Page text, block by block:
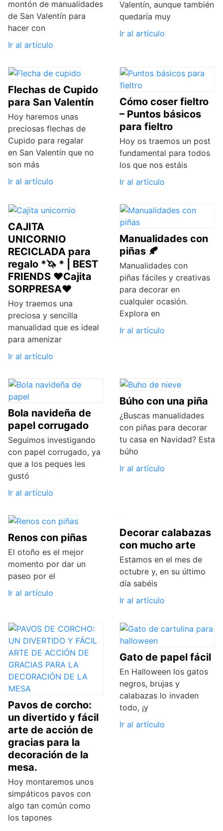
montón de manualidades
de San Valentín para
hacer con
Ir al artículo
Valentín, aunque también
quedaría muy
Ir al artículo
Flechas de Cupido
para San Valentín
Hoy haremos unas
preciosas flechas de
Cupido para regalar
en San Valentín que no
son más
Ir al artículo
Cómo coser fieltro
– Puntos básicos
para fieltro
Hoy os traemos un post
fundamental para todos
los que nos estáis
Ir al artículo
CAJITA
UNICORNIO
RECICLADA para
regalo *🦄 * | BEST
FRIENDS ♥Cajita
SORPRESA♥
Hoy traemos una
preciosa y sencilla
manualidad que es ideal
para amenizar
Ir al artículo
Manualidades con
piñas 🍂
Manualidades con
piñas fáciles y creativas
para decorar en
cualquier ocasión.
Explora en
Ir al artículo
Bola navideña de
papel corrugado
Seguimos investigando
con papel corrugado, ya
que a los peques les
gustó
Ir al artículo
Búho con una piña
¿Buscas manualidades
con piñas para decorar
tu casa en Navidad? Esta
búho
Ir al artículo
Renos con piñas
El otoño es el mejor
momento por dar un
paseo por el
Ir al artículo
Decorar calabazas
con mucho arte
Estamos en el mes de
octubre y, en su último
día sabéis
Ir al artículo
Pavos de corcho:
un divertido y fácil
arte de acción de
gracias para la
decoración de la
mesa.
Hoy montaremos unos
simpáticos pavos con
algo tan común como
los tapones
Gato de papel fácil
En Halloween los gatos
negros, brujas y
calabazas lo invaden
todo, ¡y
Ir al artículo